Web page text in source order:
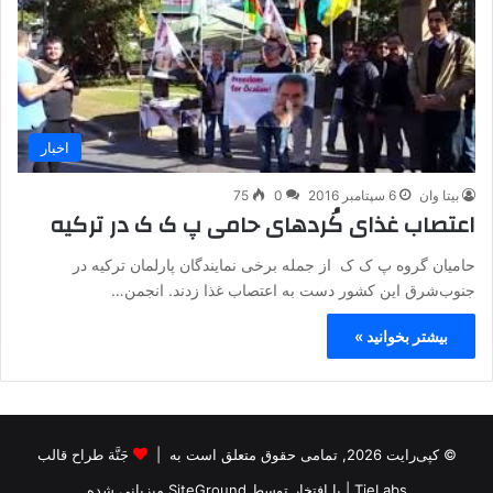
اخبار
بیتا وان 6 سپتامبر 2016 0
75
اعتصاب غذای کُردهای حامی پ ک ک در ترکیه
حامیان گروه پ ک ک از جمله برخی نمایندگان پارلمان ترکیه در
جنوب‌شرق این کشور دست به اعتصاب غذا زدند. انجمن…
بیشتر بخوانید »
© کپی‌رایت 2026, تمامی حقوق متعلق است به |
جَنَّة طراح قالب